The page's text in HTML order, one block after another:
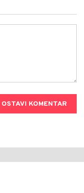
OSTAVI KOMENTAR